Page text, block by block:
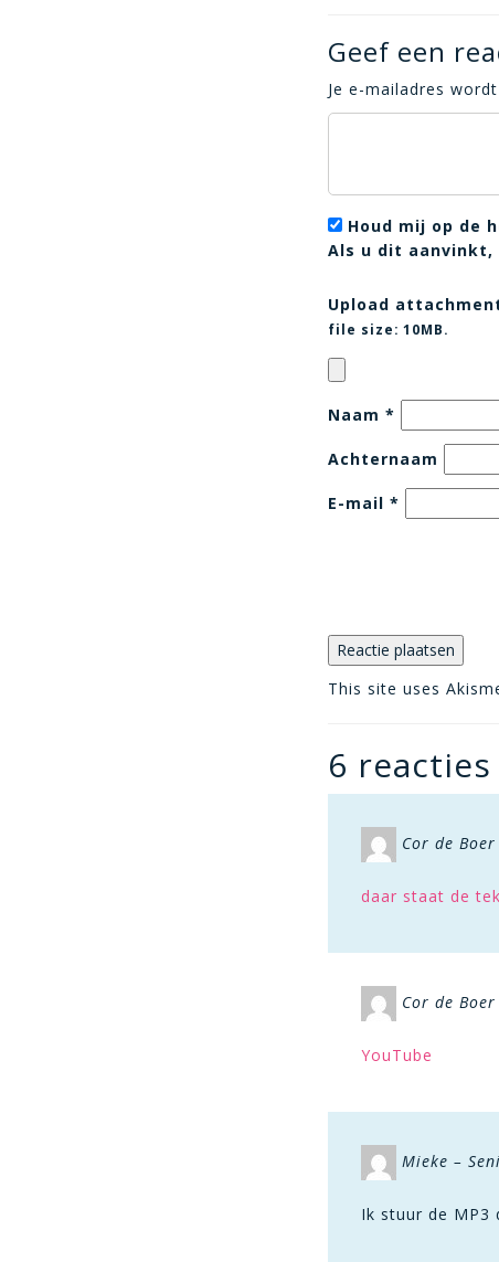
Geef een
Je e-mailadres
Houd mij op de
Als u dit aanvinkt,
Upload
file size: 10MB.
Naam *
Achternaam
E-mail *
This site uses
6 reacties
Cor de Boer
daar staat de
Cor de Boer
YouTube
Mieke –
Ik stuur de MP3